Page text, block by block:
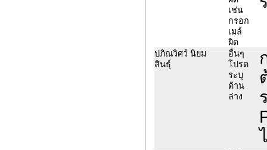
เช่น
กรอก
เมล์
ผิด
ปภิณวิศว์ นิยม
สินธุ์
อื่นๆ
โปรด
ระบุ
ด้าน
ล่าง